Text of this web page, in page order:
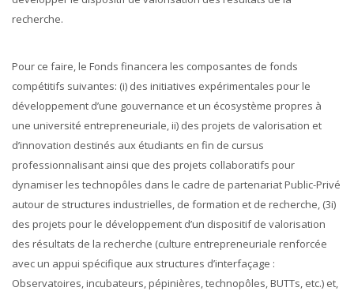
recherche.
Pour ce faire, le Fonds financera les composantes de fonds
compétitifs suivantes: (i) des initiatives expérimentales pour le
développement d’une gouvernance et un écosystème propres à
une université entrepreneuriale, ii) des projets de valorisation et
d’innovation destinés aux étudiants en fin de cursus
professionnalisant ainsi que des projets collaboratifs pour
dynamiser les technopôles dans le cadre de partenariat Public-Privé
autour de structures industrielles, de formation et de recherche, (3i)
des projets pour le développement d’un dispositif de valorisation
des résultats de la recherche (culture entrepreneuriale renforcée
avec un appui spécifique aux structures d’interfaçage :
Observatoires, incubateurs, pépinières, technopôles, BUTTs, etc.) et,